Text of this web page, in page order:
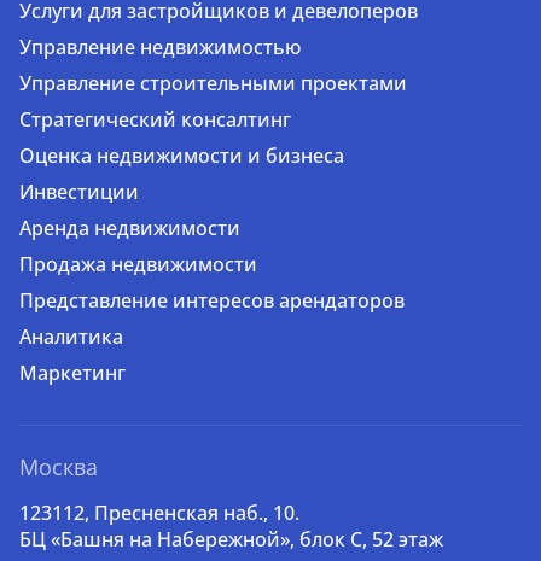
Услуги для застройщиков и девелоперов
Управление недвижимостью
Управление строительными проектами
Стратегический консалтинг
Оценка недвижимости и бизнеса
Инвестиции
Аренда недвижимости
Продажа недвижимости
Представление интересов арендаторов
Аналитика
Маркетинг
Москва
123112, Пресненская наб., 10.
БЦ «Башня на Набережной», блок С, 52 этаж